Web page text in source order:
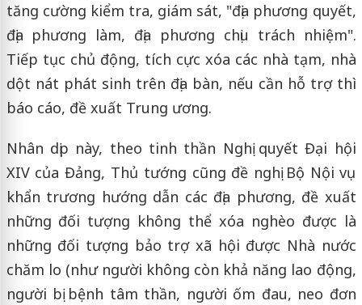
tăng cường kiểm tra, giám sát, "địa phương quyết,
địa phương làm, địa phương chịu trách nhiệm".
Tiếp tục chủ động, tích cực xóa các nhà tạm, nhà
dột nát phát sinh trên địa bàn, nếu cần hỗ trợ thì
báo cáo, đề xuất Trung ương.
Nhân dịp này, theo tinh thần Nghị quyết Đại hội
XIV của Đảng, Thủ tướng cũng đề nghị Bộ Nội vụ
khẩn trương hướng dẫn các địa phương, đề xuất
những đối tượng không thể xóa nghèo được là
những đối tượng bảo trợ xã hội được Nhà nước
chăm lo (như người không còn khả năng lao động,
người bị bệnh tâm thần, người ốm đau, neo đơn